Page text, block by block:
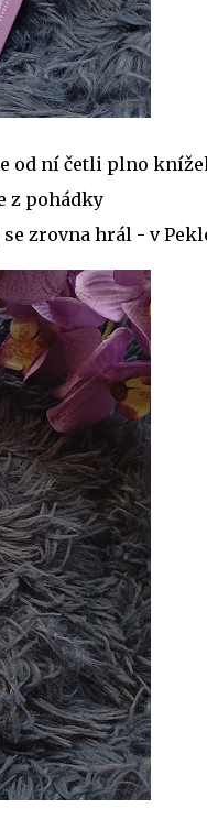
od ní četli plno
z pohádky
zrovna hrál - v